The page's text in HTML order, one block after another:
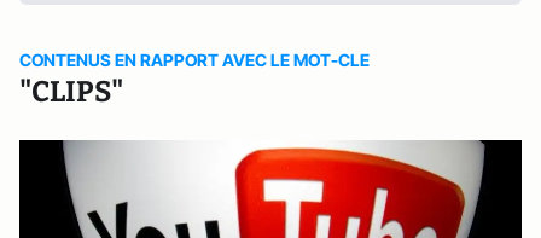
CONTENUS EN RAPPORT AVEC LE MOT-CLE
"CLIPS"